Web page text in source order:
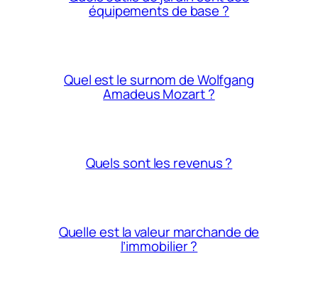
équipements de base ?
Quel est le surnom de Wolfgang
Amadeus Mozart ?
Quels sont les revenus ?
Quelle est la valeur marchande de
l’immobilier ?